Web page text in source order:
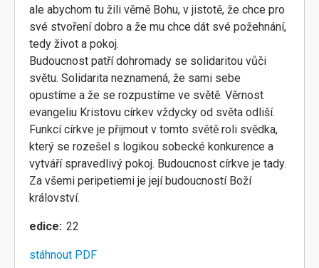
ale abychom tu žili věrně Bohu, v jistotě, že chce pro
své stvoření dobro a že mu chce dát své požehnání,
tedy život a pokoj.
Budoucnost patří dohromady se solidaritou vůči
světu. Solidarita neznamená, že sami sebe
opustíme a že se rozpustíme ve světě. Věrnost
evangeliu Kristovu církev vždycky od světa odliší.
Funkcí církve je přijmout v tomto světě roli svědka,
který se rozešel s logikou sobecké konkurence a
vytváří spravedlivý pokoj. Budoucnost církve je tady.
Za všemi peripetiemi je její budoucností Boží
království.
edice 22
stáhnout PDF